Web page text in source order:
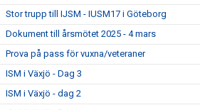
Stor trupp till IJSM - IUSM17 i Göteborg
Dokument till årsmötet 2025 - 4 mars
Prova på pass för vuxna/veteraner
ISM i Växjö - Dag 3
ISM i Växjö - dag 2